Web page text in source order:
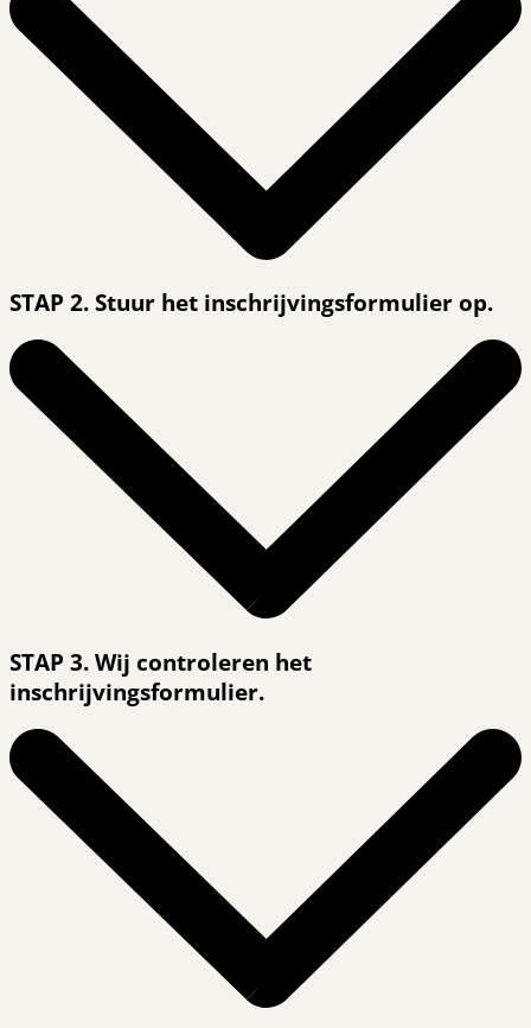
STAP 2. Stuur het inschrijvingsformulier op.
STAP 3. Wij controleren het
inschrijvingsformulier.